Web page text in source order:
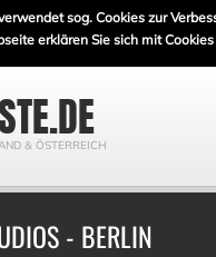
sog. Cookies zur
erklären Sie sich mit
& ÖSTERREICH
- BERLIN